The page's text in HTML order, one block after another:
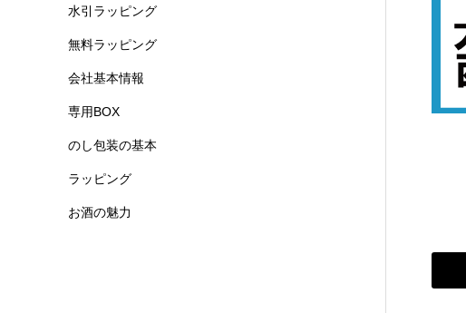
水引ラッピング
無料ラッピング
会社基本情報
専用BOX
のし包装の基本
ラッピング
お酒の魅力